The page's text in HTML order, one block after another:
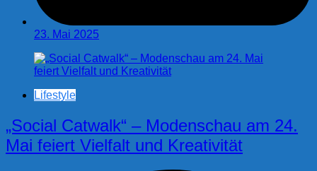
23. Mai 2025
Lifestyle
„Social Catwalk“ – Modenschau am 24.
Mai feiert Vielfalt und Kreativität